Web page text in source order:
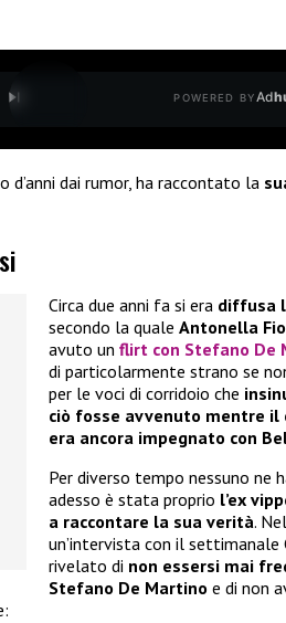
POWERED BYAd
d’anni dai rumor, ha raccontato la
Circa due anni fa si era diffusa
secondo la quale Antonella
avuto un flirt con Stefano De
di particolarmente strano se
per le voci di corridoio che
ciò fosse avvenuto mentre il
era ancora impegnato con
Per diverso tempo nessuno ne
adesso è stata proprio l’ex
a raccontare la sua verità.
un’intervista con il settimanale
rivelato di non essersi mai
Stefano De Martino e di non